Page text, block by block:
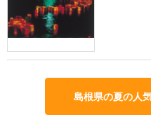
島根県の夏の人